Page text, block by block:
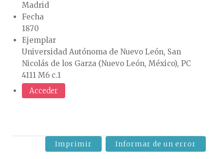
Madrid
Fecha
1870
Ejemplar
Universidad Autónoma de Nuevo León, San
Nicolás de los Garza (Nuevo León, México), PC
4111 M6 c.1
Acceder
Imprimir Informar de un error